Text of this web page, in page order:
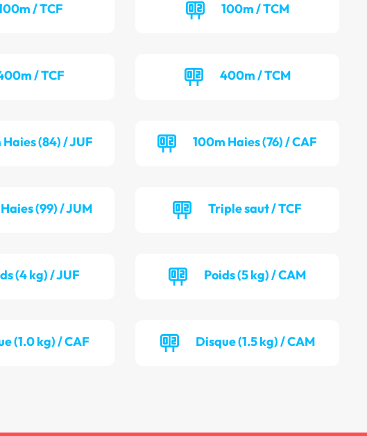
/ TCF 100m / TCM
/ TCF 400m / TCM
(84) / JUF 100m Haies (76) / CAF
(99) / JUM Triple saut / TCF
(4 kg) / JUF Poids (5 kg) / CAM
(1.0 kg) / CAF Disque (1.5 kg) / CAM